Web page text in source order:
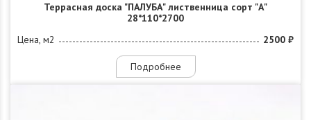
Террасная доска "ПАЛУБА" лиственница сорт "А"
28*110*2700
Цена, м2
2500 ₽
Подробнее